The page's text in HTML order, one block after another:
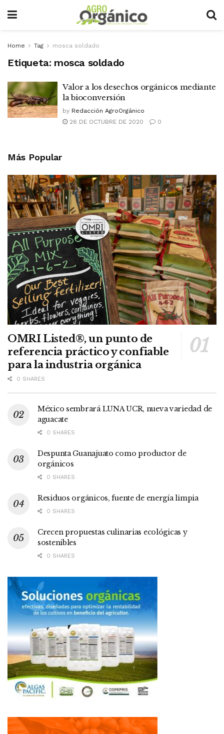
Home Tag mosca soldado
Etiqueta: mosca soldado
Valor a los desechos orgánicos mediante
la bioconversión
by Redacción AgroOrgánico
26 DE OCTUBRE DE 2020
0
Más Popular
OMRI Listed®, un punto de
referencia práctico y confiable
para la industria orgánica
0 SHARES
México sembrará LUNA UCR, nueva variedad de
aguacate
0 SHARES
Despunta Guanajuato como productor de
orgánicos
0 SHARES
Residuos orgánicos, fuente de energía limpia
0 SHARES
Crecen propuestas culinarias ecológicas y
sostenibles
0 SHARES